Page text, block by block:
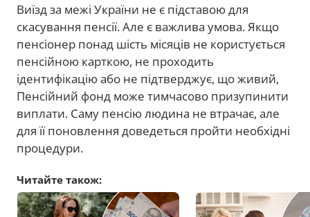
Виїзд за межі України не є підставою для
скасування пенсії. Але є важлива умова. Якщо
пенсіонер понад шість місяців не користується
пенсійною карткою, не проходить
ідентифікацію або не підтверджує, що живий,
Пенсійний фонд може тимчасово призупинити
виплати. Саму пенсію людина не втрачає, але
для її поновлення доведеться пройти необхідні
процедури.
Читайте також: